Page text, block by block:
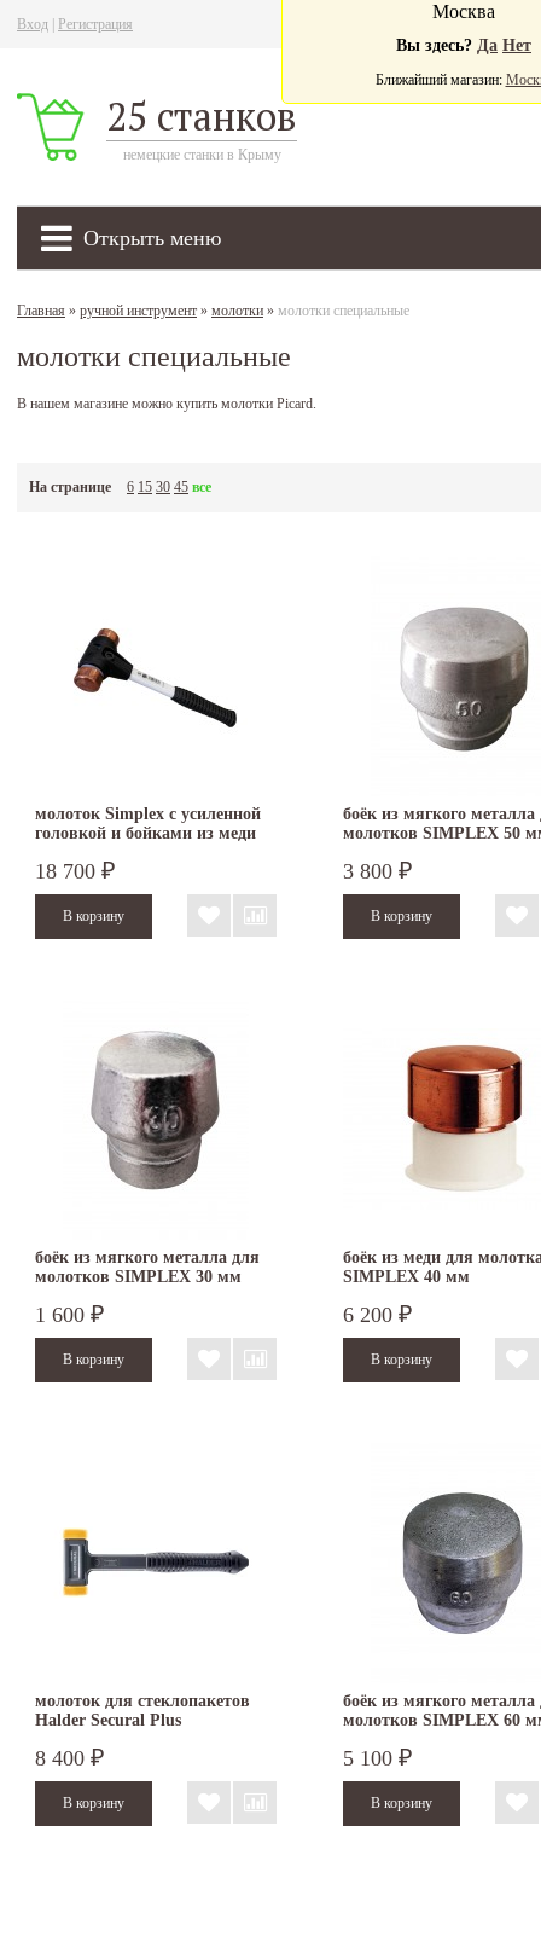
Вход Регистрация
25 станков
немецкие станки в Крыму
Открыть меню
Москва
Вы здесь? Да Нет
Ближайший магазин:
Главная » ручной инструмент » молотки » молотки специальные
молотки специальные
В нашем магазине можно купить молотки Picard.
На странице 6 15 30 45 все
молоток Simplex с усиленной
головкой и бойками из меди
18 700 ₽
боёк из мягкого металла
молотков SIMPLEX 50
3 800 ₽
боёк из мягкого металла для
молотков SIMPLEX 30 мм
1 600 ₽
боёк из меди для
SIMPLEX 40 мм
6 200 ₽
молоток для стеклопакетов
Halder Secural Plus
3380.140
8 400 ₽
боёк из мягкого металла
молотков SIMPLEX 60
5 100 ₽